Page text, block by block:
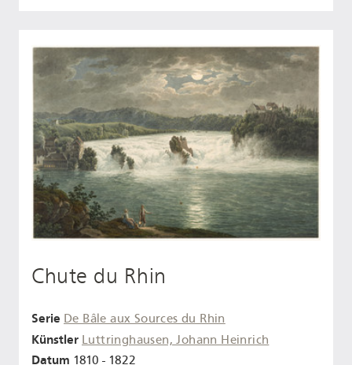
Chute du Rhin
Serie De Bâle aux Sources du Rhin
Künstler Luttringhausen, Johann Heinrich
Datum 1810 - 1822